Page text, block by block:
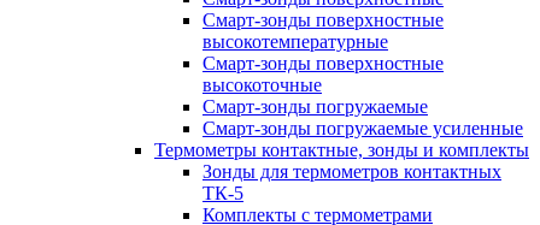
Смарт-зонды поверхностные
высокотемпературные
Смарт-зонды поверхностные
высокоточные
Смарт-зонды погружаемые
Смарт-зонды погружаемые усиленные
Термометры контактные, зонды и комплекты
Зонды для термометров контактных
ТК-5
Комплекты с термометрами